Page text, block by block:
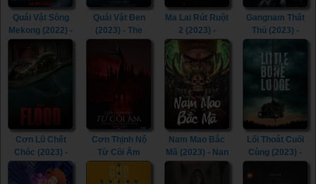
Quái Vật Sông
Mekong (2022) -
The Lake (2022)
Quái Vật Đen
(2023) - The
Ma Lai Rút Ruột
2 (2023) -
Inhuman Kiss 2
(2023)
Gangnam Thất
Thủ (2023) -
Zombie (2023)
Cơn Lũ Chết
Chóc (2023) -
The Flood
(2023)
Cơn Thịnh Nộ
Từ Cõi Âm
(2022) - The
Accursed
Nam Mao Bắc
Mã (2023) - Nan
Lối Thoát Cuối
Cùng (2023) -
Lodge (2023)